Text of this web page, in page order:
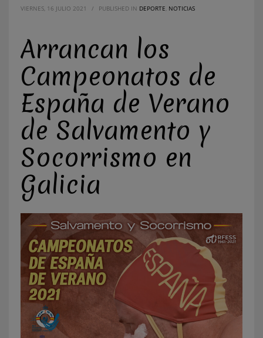
VIERNES, 16 JULIO 2021 / PUBLISHED IN DEPORTE NOTICIAS
Arrancan los
Campeonatos de
España de Verano
de Salvamento y
Socorrismo en
Galicia